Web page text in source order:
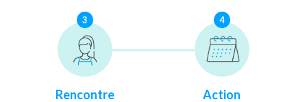
3
Rencontre
4
Action